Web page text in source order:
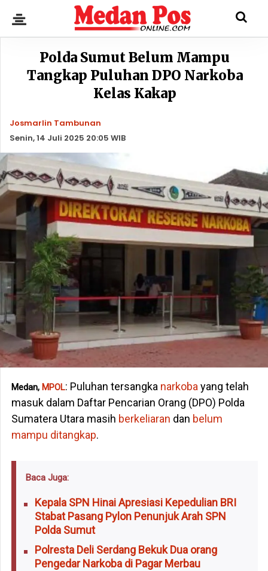
Polda Sumut Belum Mampu
Tangkap Puluhan DPO Narkoba
Kelas Kakap
Josmarlin Tambunan
Senin, 14 Juli 2025 20:05 WIB
Medan, MPOL: Puluhan tersangkanarkobayang telah
masuk dalam Daftar Pencarian Orang (DPO) Polda
Sumatera Utara masih berkeliaran dan belum
mampu ditangkap.
Baca Juga:
Kepala SPN Hinai Apresiasi Kepedulian BRI
Stabat Pasang Pylon Penunjuk Arah SPN
Polda Sumut
Polresta Deli Serdang Bekuk Dua orang
Pengedar Narkoba di Pagar Merbau